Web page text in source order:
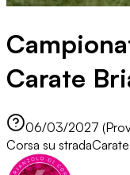
Carate
06/03/2027
Corsa su strada